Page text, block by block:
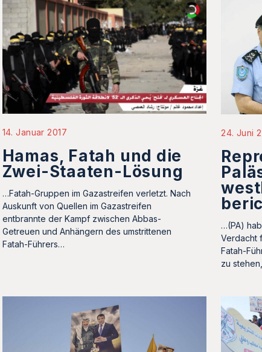
14. Januar 2017
Hamas, Fatah und die
Zwei-Staaten-Lösung
…Fatah-Gruppen im Gazastreifen verletzt. Nach
Auskunft von Quellen im Gazastreifen
entbrannte der Kampf zwischen Abbas-
Getreuen und Anhängern des umstrittenen
Fatah-Führers…
24. Juni
…(PA)
Verdacht
Fatah-
zu